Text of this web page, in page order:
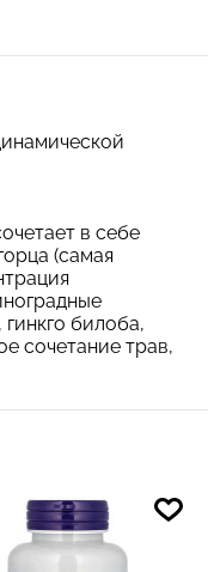
в себе
(самая
билоба,
сочетание трав,